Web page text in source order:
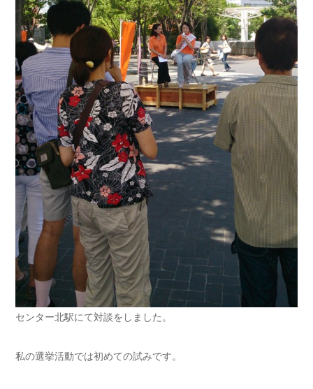
センター北駅にて対談をしました。
私の選挙活動では初めての試みです。